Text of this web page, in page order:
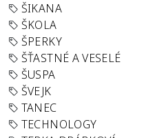
ŠIKANA
ŠKOLA
ŠPERKY
ŠŤASTNÉ A VESELÉ
ŠUSPA
ŠVEJK
TANEC
TECHNOLOGY